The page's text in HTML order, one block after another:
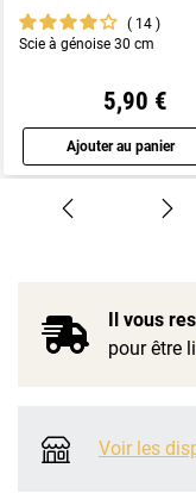
14
Scie à génoise 30 cm
5,90 €
Ajouter au panier
Il vous
pour être
Voir les